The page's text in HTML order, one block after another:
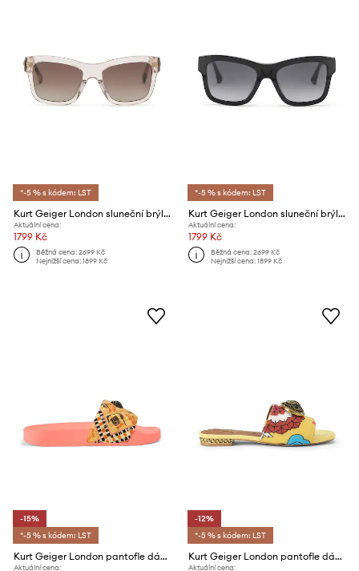
*-5 % s kódem: LST
Kurt Geiger London sluneční brýle dámské Shoreditch
Aktuální cena:
1799 Kč
Běžná cena:2699 Kč
Nejnižší cena:1899 Kč
*-5 % s kódem: LST
Kurt Geiger London sluneční brýle dámské Shoreditch
Aktuální cena:
1799 Kč
Běžná cena:2699 Kč
Nejnižší cena:1899 Kč
-15%
*-5 % s kódem: LST
Kurt Geiger London pantofle dámské Meena Eagle
Aktuální cena:
-12%
*-5 % s kódem: LST
Kurt Geiger London pantofle dámské Chelsea Flat Sandal
Aktuální cena: